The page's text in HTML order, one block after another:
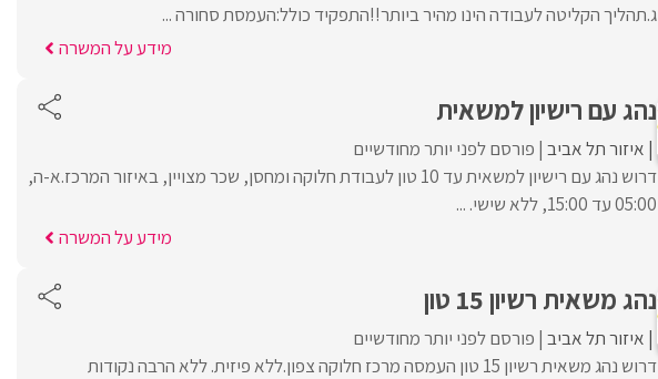
ג.תהליך הקליטה לעבודה הינו מהיר ביותר!!התפקיד כולל:העמסת סחורה ...
מידע על המשרה
נהג עם רישיון למשאית
איזור תל אביב פורסם לפני יותר מחודשיים
דרוש נהג עם רישיון למשאית עד 10 טון לעבודת חלוקה ומחסן, שכר מצויין, באיזור המרכז.א-ה,
05:00 עד 15:00, ללא שישי. ...
מידע על המשרה
נהג משאית רשיון 15 טון
איזור תל אביב פורסם לפני יותר מחודשיים
דרוש נהג משאית רשיון 15 טון העמסה מרכז חלוקה צפון.ללא פיזית. ללא הרבה נקודות